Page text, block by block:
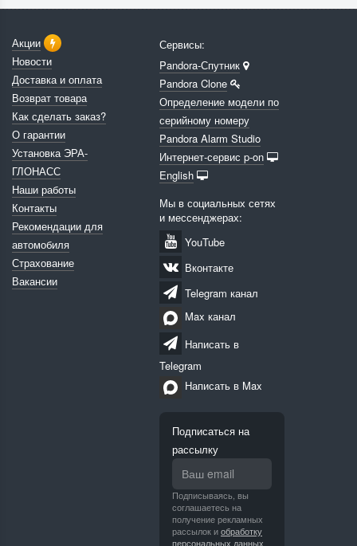
Акции
Новости
Доставка и оплата
Возврат товара
Как сделать заказ?
О гарантии
Установка ЭРА-
ГЛОНАСС
Наши работы
Контакты
Рекомендации для
автомобиля
Страхование
Вакансии
Сервисы:
Pandora-Спутник
Pandora Clone
Определение модели по
серийному номеру
Pandora Alarm Studio
Интернет-сервис p-on
English
Мы в социальных сетях
и мессенджерах:
YouTube
Вконтакте
Telegram канал
Max канал
Написать в
Telegram
Написать в Max
Подписаться на
рассылку
Подписываясь, вы
соглашаетесь на
получение рекламных
рассылок иобработку
персональных данных